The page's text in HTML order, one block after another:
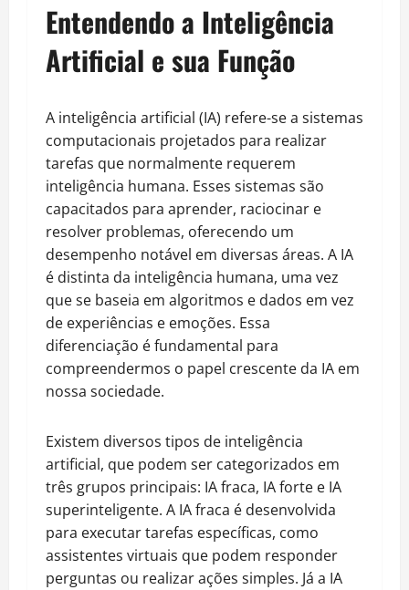
Entendendo a Inteligência
Artificial e sua Função
A inteligência artificial (IA) refere-se a sistemas
computacionais projetados para realizar
tarefas que normalmente requerem
inteligência humana. Esses sistemas são
capacitados para aprender, raciocinar e
resolver problemas, oferecendo um
desempenho notável em diversas áreas. A IA
é distinta da inteligência humana, uma vez
que se baseia em algoritmos e dados em vez
de experiências e emoções. Essa
diferenciação é fundamental para
compreendermos o papel crescente da IA em
nossa sociedade.
Existem diversos tipos de inteligência
artificial, que podem ser categorizados em
três grupos principais: IA fraca, IA forte e IA
superinteligente. A IA fraca é desenvolvida
para executar tarefas específicas, como
assistentes virtuais que podem responder
perguntas ou realizar ações simples. Já a IA